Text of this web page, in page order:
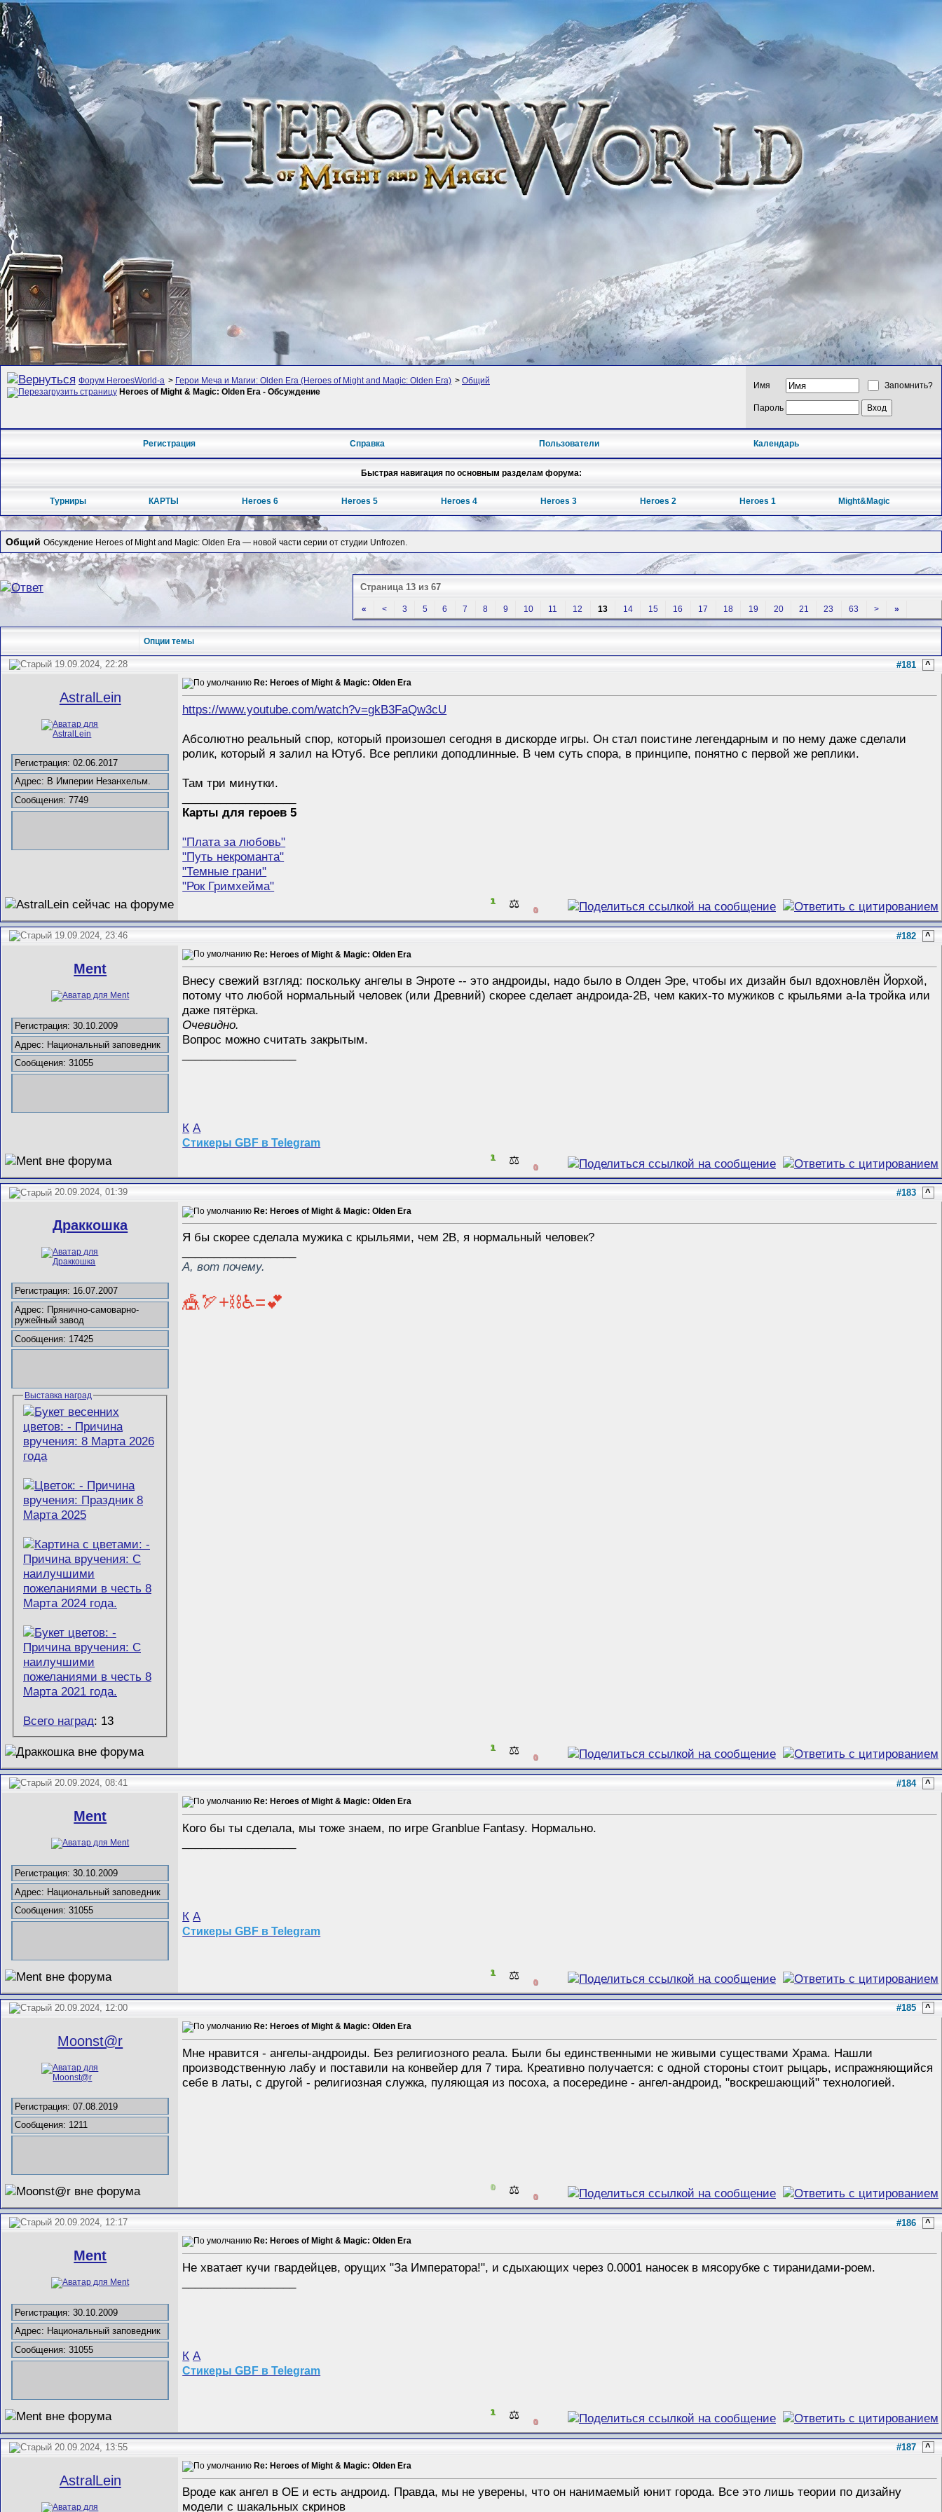
Форум HeroesWorld-а > Герои Меча и Магии: Olden Era (Heroes of Might and Magic: Olden Era) > Общий
Heroes of Might & Magic: Olden Era - Обсуждение
Имя Запомнить?
Пароль
Регистрация Справка Пользователи Календарь
Быстрая навигация по основным разделам форума:
Турниры КАРТЫ Heroes 6 Heroes 5 Heroes 4 Heroes 3 Heroes 2 Heroes 1 Might&Magic
Общий Обсуждение Heroes of Might and Magic: Olden Era — новой части серии от студии Unfrozen.
Страница 13 из 67
« < 3 5 6 7 8 9 10 11 12 13 14 15 16 17 18 19 20 21 23 63 > »
Опции темы
19.09.2024, 22:28 #181 ^
AstralLein
Регистрация: 02.06.2017
Адрес: В Империи Незанхельм.
Сообщения: 7749
Re: Heroes of Might & Magic: Olden Era
https://www.youtube.com/watch?v=gkB3FaQw3cU
Абсолютно реальный спор, который произошел сегодня в дискорде игры. Он стал поистине легендарным и по нему даже сделали
ролик, который я залил на Ютуб. Все реплики доподлинные. В чем суть спора, в принципе, понятно с первой же реплики.
Там три минутки.
Карты для героев 5
"Плата за любовь"
"Путь некроманта"
"Темные грани"
"Рок Гримхейма"
1 ⚖️ 0
19.09.2024, 23:46 #182 ^
Ment
Регистрация: 30.10.2009
Адрес: Национальный заповедник
Сообщения: 31055
Re: Heroes of Might & Magic: Olden Era
Внесу свежий взгляд: поскольку ангелы в Энроте -- это андроиды, надо было в Олден Эре, чтобы их дизайн был вдохновлён Йорхой,
потому что любой нормальный человек (или Древний) скорее сделает андроида-2B, чем каких-то мужиков с крыльями a-la тройка или
даже пятёрка.
Очевидно.
Вопрос можно считать закрытым.
К А
Стикеры GBF в Telegram
1 ⚖️ 0
20.09.2024, 01:39 #183 ^
Драккошка
Регистрация: 16.07.2007
Адрес: Прянично-самоварно-
ружейный завод
Сообщения: 17425
Выставка наград
Всего наград: 13
Re: Heroes of Might & Magic: Olden Era
Я бы скорее сделала мужика с крыльями, чем 2В, я нормальный человек?
А, вот почему.
🎪🏹+⛓️♿=💕
1 ⚖️ 0
20.09.2024, 08:41 #184 ^
Ment
Регистрация: 30.10.2009
Адрес: Национальный заповедник
Сообщения: 31055
Re: Heroes of Might & Magic: Olden Era
Кого бы ты сделала, мы тоже знаем, по игре Granblue Fantasy. Нормально.
К А
Стикеры GBF в Telegram
1 ⚖️ 0
20.09.2024, 12:00 #185 ^
Mооnst@r
Регистрация: 07.08.2019
Сообщения: 1211
Re: Heroes of Might & Magic: Olden Era
Мне нравится - ангелы-андроиды. Без религиозного реала. Были бы единственными не живыми существами Храма. Нашли
производственную лабу и поставили на конвейер для 7 тира. Креативно получается: с одной стороны стоит рыцарь, испражняющийся
себе в латы, с другой - религиозная служка, пуляющая из посоха, а посередине - ангел-андроид, "воскрешающий" технологией.
0 ⚖️ 0
20.09.2024, 12:17 #186 ^
Ment
Регистрация: 30.10.2009
Адрес: Национальный заповедник
Сообщения: 31055
Re: Heroes of Might & Magic: Olden Era
Не хватает кучи гвардейцев, орущих "За Императора!", и сдыхающих через 0.0001 наносек в мясорубке с тиранидами-роем.
К А
Стикеры GBF в Telegram
1 ⚖️ 0
20.09.2024, 13:55 #187 ^
AstralLein
Re: Heroes of Might & Magic: Olden Era
Вроде как ангел в ОЕ и есть андроид. Правда, мы не уверены, что он нанимаемый юнит города. Все это лишь теории по дизайну
модели с шакальных скринов